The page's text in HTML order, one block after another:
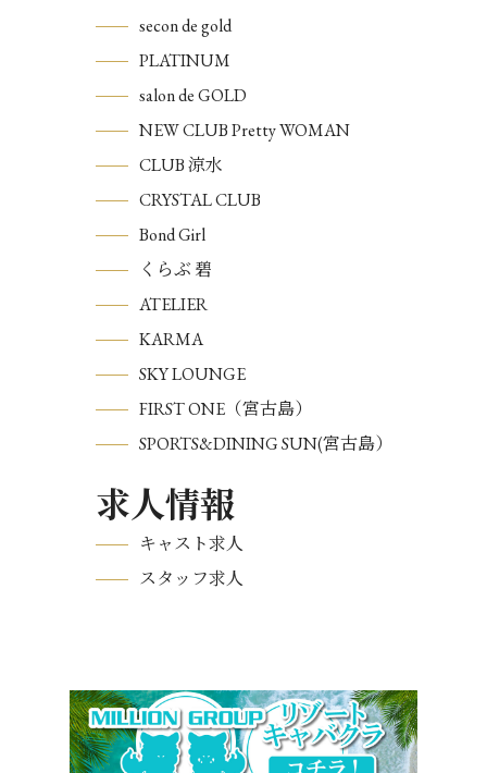
secon de gold
PLATINUM
salon de GOLD
NEW CLUB Pretty WOMAN
CLUB 涼水
CRYSTAL CLUB
Bond Girl
くらぶ 碧
ATELIER
KARMA
SKY LOUNGE
FIRST ONE（宮古島）
SPORTS&DINING SUN(宮古島）
求人情報
キャスト求人
スタッフ求人